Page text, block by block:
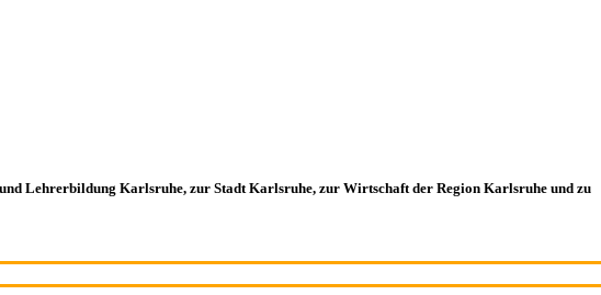
Lehrerbildung Karlsruhe, zur Stadt Karlsruhe, zur Wirtschaft der Region Karlsruhe und zu